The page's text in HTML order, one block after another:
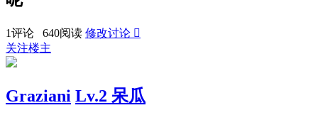
1评论 640阅读 修改讨论 
关注楼主
Graziani Lv.2 呆瓜